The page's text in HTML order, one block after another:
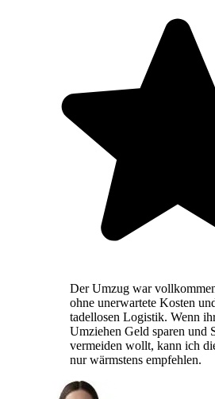
Der Umzug war
ohne unerwartete Kosten
tadellosen Logistik. Wenn
Umziehen Geld sparen und
vermeiden wollt, kann ich
nur wärmstens empfehlen.